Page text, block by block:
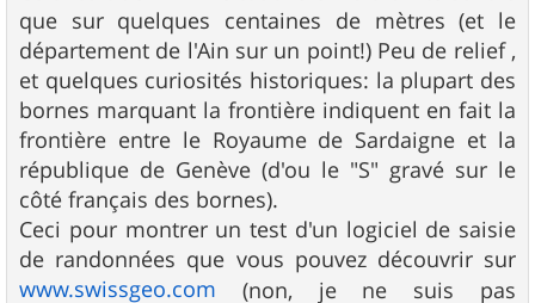
s
a
g
e
que sur quelques centaines de mètres (et le
département de l'Ain sur un point!) Peu de relief ,
et quelques curiosités historiques: la plupart des
bornes marquant la frontière indiquent en fait la
frontière entre le Royaume de Sardaigne et la
république de Genève (d'ou le "S" gravé sur le
côté français des bornes).
Ceci pour montrer un test d'un logiciel de saisie
de randonnées que vous pouvez découvrir sur
www.swissgeo.com (non, je ne suis pas